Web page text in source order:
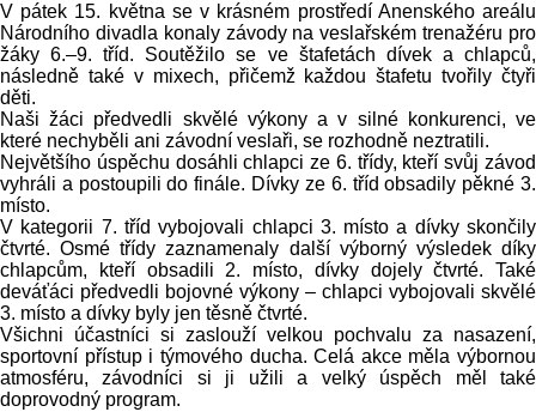
V pátek 15. května se v krásném prostředí Anenského areálu
Národního divadla konaly závody na veslařském trenažéru pro
žáky 6.–9. tříd. Soutěžilo se ve štafetách dívek a chlapců,
následně také v mixech, přičemž každou štafetu tvořily čtyři
děti.
Naši žáci předvedli skvělé výkony a v silné konkurenci, ve
které nechyběli ani závodní veslaři, se rozhodně neztratili.
Největšího úspěchu dosáhli chlapci ze 6. třídy, kteří svůj závod
vyhráli a postoupili do finále. Dívky ze 6. tříd obsadily pěkné 3.
místo.
V kategorii 7. tříd vybojovali chlapci 3. místo a dívky skončily
čtvrté. Osmé třídy zaznamenaly další výborný výsledek díky
chlapcům, kteří obsadili 2. místo, dívky dojely čtvrté. Také
deváťáci předvedli bojovné výkony – chlapci vybojovali skvělé
3. místo a dívky byly jen těsně čtvrté.
Všichni účastníci si zaslouží velkou pochvalu za nasazení,
sportovní přístup i týmového ducha. Celá akce měla výbornou
atmosféru, závodníci si ji užili a velký úspěch měl také
doprovodný program.